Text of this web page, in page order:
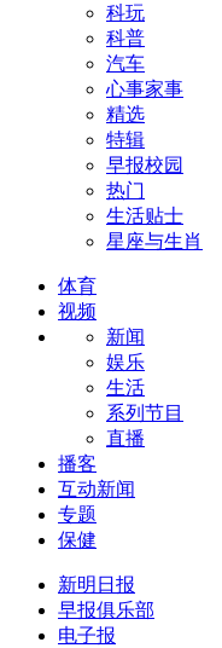
科玩
科普
汽车
心事家事
精选
特辑
早报校园
热门
生活贴士
星座与生肖
体育
视频
新闻
娱乐
生活
系列节目
直播
播客
互动新闻
专题
保健
新明日报
早报俱乐部
电子报